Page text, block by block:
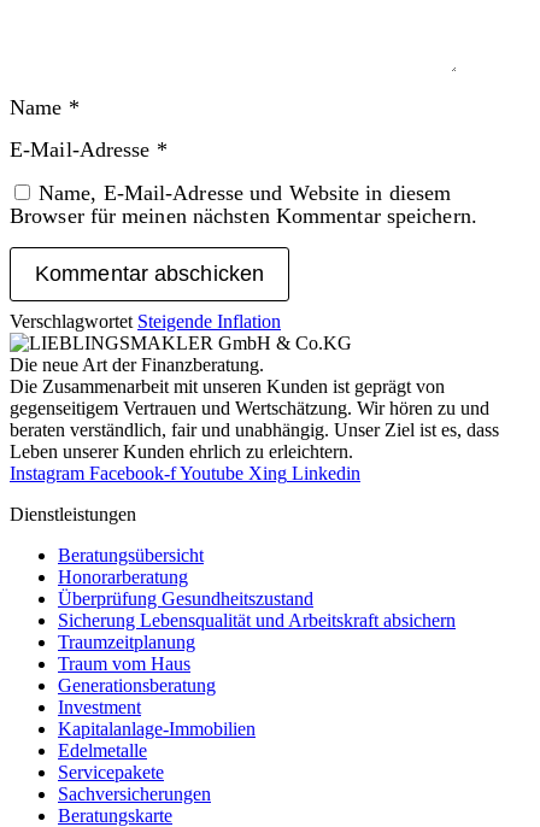
Name *
E-Mail-Adresse *
Name, E-Mail-Adresse und Website in diesem
Browser für meinen nächsten Kommentar speichern.
Verschlagwortet Steigende Inflation
Die neue Art der Finanzberatung.
Die Zusammenarbeit mit unseren Kunden ist geprägt von
gegenseitigem Vertrauen und Wertschätzung. Wir hören zu und
beraten verständlich, fair und unab­hängig. Unser Ziel ist es, dass
Leben unserer Kunden ehrlich zu erleichtern.
Instagram Facebook-fYoutube Xing Linkedin
Dienst­leistungen
Beratungsübersicht
Honorar­beratung
Überprüfung Gesundheits­zustand
Sicherung Lebensqualität und Arbeitskraft absichern
Traumzeit­planung
Traum vom Haus
Generationsberatung
Investment
Kapitalanlage-Immobilien
Edelmetalle
Servicepakete
Sachversicherungen
Beratungskarte